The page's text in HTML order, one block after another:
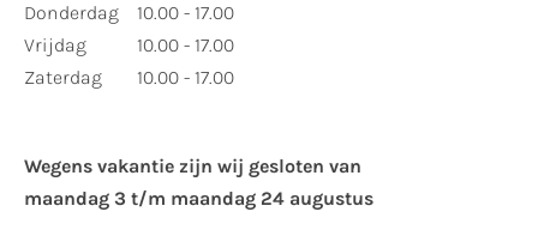
Donderdag
Vrijdag
Zaterdag
10.00 - 17.00
10.00 - 17.00
10.00 - 17.00
Wegens vakantie zijn wij gesloten van ​
maandag 3 t/m maandag 24 augustus